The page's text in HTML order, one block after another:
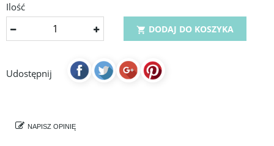
Ilość
 DODAJ DO KOSZYKA
Udostępnij
NAPISZ OPINIĘ